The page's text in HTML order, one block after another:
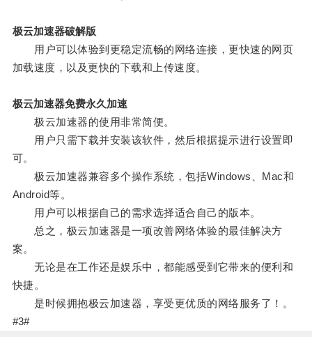
极云加速器破解版
用户可以体验到更稳定流畅的网络连接，更快速的网页
加载速度，以及更快的下载和上传速度。
极云加速器免费永久加速
极云加速器的使用非常简便。
用户只需下载并安装该软件，然后根据提示进行设置即
可。
极云加速器兼容多个操作系统，包括Windows、Mac和
Android等。
用户可以根据自己的需求选择适合自己的版本。
总之，极云加速器是一项改善网络体验的最佳解决方
案。
无论是在工作还是娱乐中，都能感受到它带来的便利和
快捷。
是时候拥抱极云加速器，享受更优质的网络服务了！。
#3#